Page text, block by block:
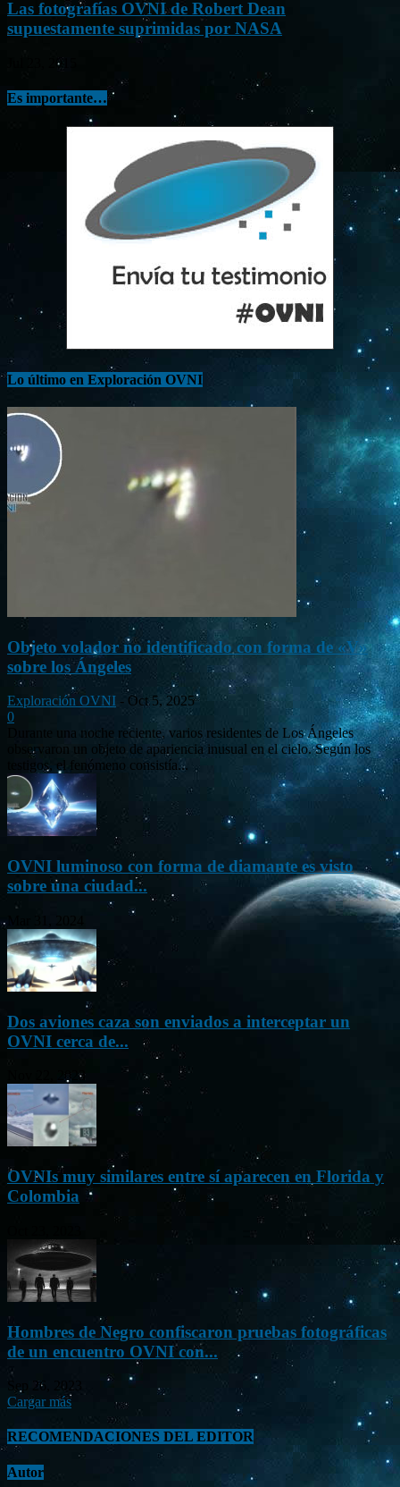
Las fotografías OVNI de Robert Dean
supuestamente suprimidas por NASA
Jul 23, 2015
Es importante…
Lo último en Exploración OVNI
Objeto volador no identificado con forma de «V»
sobre los Ángeles
Exploración OVNI - Oct 5, 2025
0
Durante una noche reciente, varios residentes de Los Ángeles
observaron un objeto de apariencia inusual en el cielo. Según los
testigos, el fenómeno consistía...
OVNI luminoso con forma de diamante es visto
sobre una ciudad...
Dos aviones caza son enviados a interceptar un
OVNI cerca de...
Nov 22, 2023
OVNIs muy similares entre sí aparecen en Florida y
Colombia
Hombres de Negro confiscaron pruebas fotográficas
de un encuentro OVNI con...
Sep 26, 2023
Cargar más
RECOMENDACIONES DEL EDITOR
Autor